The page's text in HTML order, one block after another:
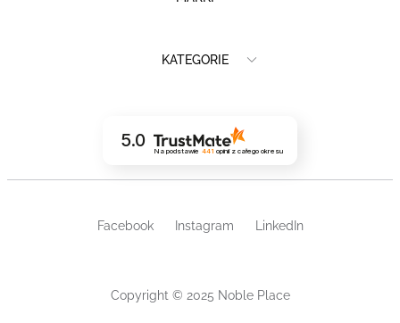
KATEGORIE
5.0
Na podstawie 441 opinii z całego okresu
Copyright © 2025 Noble Place
Facebook Instagram LinkedIn